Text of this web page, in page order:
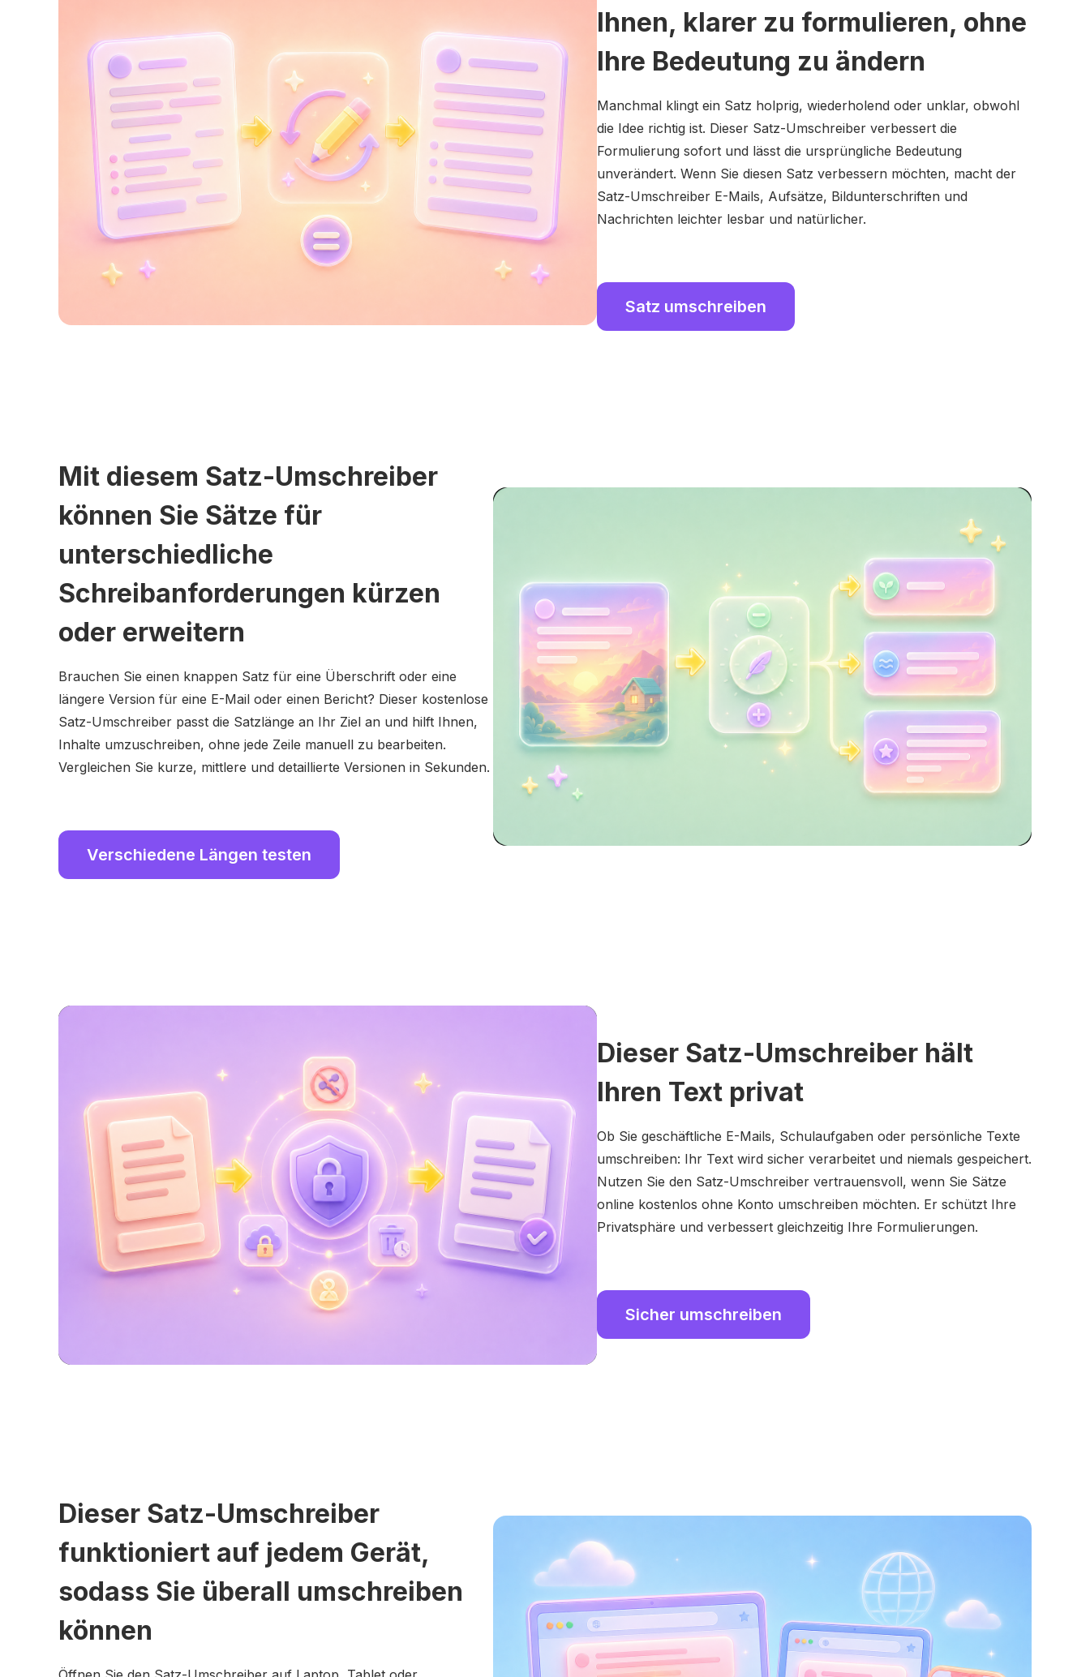
Ihnen, klarer zu formulieren, ohne
Ihre Bedeutung zu ändern
Manchmal klingt ein Satz holprig, wiederholend oder unklar, obwohl
die Idee richtig ist. Dieser Satz-Umschreiber verbessert die
Formulierung sofort und lässt die ursprüngliche Bedeutung
unverändert. Wenn Sie diesen Satz verbessern möchten, macht der
Satz-Umschreiber E-Mails, Aufsätze, Bildunterschriften und
Nachrichten leichter lesbar und natürlicher.
Satz umschreiben
Mit diesem Satz-Umschreiber
können Sie Sätze für
unterschiedliche
Schreibanforderungen kürzen
oder erweitern
Brauchen Sie einen knappen Satz für eine Überschrift oder eine
längere Version für eine E-Mail oder einen Bericht? Dieser kostenlose
Satz-Umschreiber passt die Satzlänge an Ihr Ziel an und hilft Ihnen,
Inhalte umzuschreiben, ohne jede Zeile manuell zu bearbeiten.
Vergleichen Sie kurze, mittlere und detaillierte Versionen in Sekunden.
Verschiedene Längen testen
Dieser Satz-Umschreiber hält
Ihren Text privat
Ob Sie geschäftliche E-Mails, Schulaufgaben oder persönliche Texte
umschreiben: Ihr Text wird sicher verarbeitet und niemals gespeichert.
Nutzen Sie den Satz-Umschreiber vertrauensvoll, wenn Sie Sätze
online kostenlos ohne Konto umschreiben möchten. Er schützt Ihre
Privatsphäre und verbessert gleichzeitig Ihre Formulierungen.
Sicher umschreiben
Dieser Satz-Umschreiber
funktioniert auf jedem Gerät,
sodass Sie überall umschreiben
können